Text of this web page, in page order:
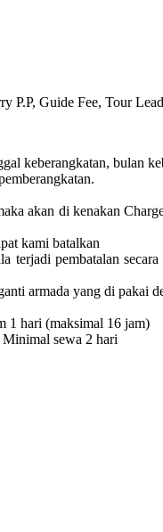
P.P, Guide Fee, Tour
keberangkatan, bulan
akan di kenakan
kami batalkan
pembatalan
armada yang di pakai
1 hari (maksimal 16 jam)
Minimal sewa 2 hari